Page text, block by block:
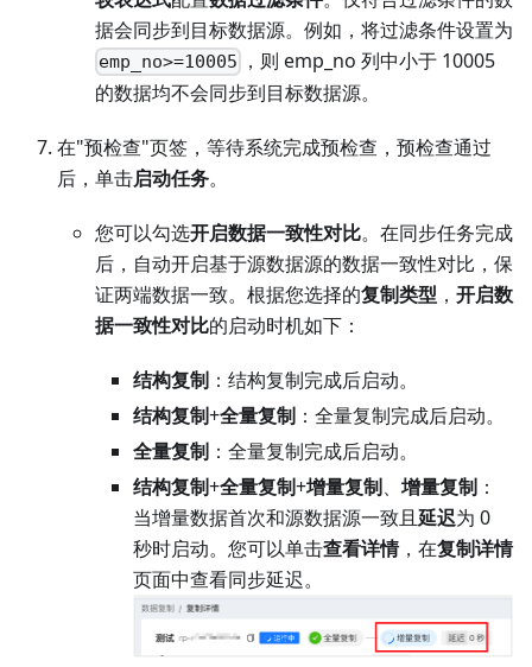
据会同步到目标数据源。例如，将过滤条件设置为
emp_no>=10005
，则 emp_no 列中小于 10005
的数据均不会同步到目标数据源。
在"预检查"页签，等待系统完成预检查，预检查通过
后，单击启动任务。
您可以勾选开启数据一致性对比。在同步任务完成
后，自动开启基于源数据源的数据一致性对比，保
证两端数据一致。根据您选择的复制类型 ， 开启数
据一致性对比的启动时机如下：
结构复制 ：结构复制完成后启动。
结构复制+全量复制 ：全量复制完成后启动。
全量复制 ：全量复制完成后启动。
结构复制+全量复制+增量复制、 增量复制 ：
当增量数据首次和源数据源一致且延迟为 0
秒时启动。您可以单击查看详情，在复制详情
页面中查看同步延迟。